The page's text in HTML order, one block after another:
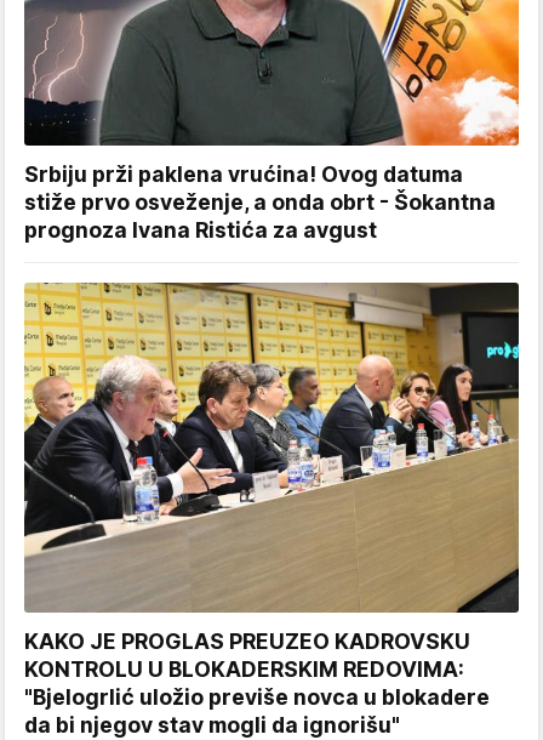
Srbiju prži paklena vrućina! Ovog datuma
stiže prvo osveženje, a onda obrt - Šokantna
prognoza Ivana Ristića za avgust
KAKO JE PROGLAS PREUZEO KADROVSKU
KONTROLU U BLOKADERSKIM REDOVIMA:
"Bjelogrlić uložio previše novca u blokadere
da bi njegov stav mogli da ignorišu"